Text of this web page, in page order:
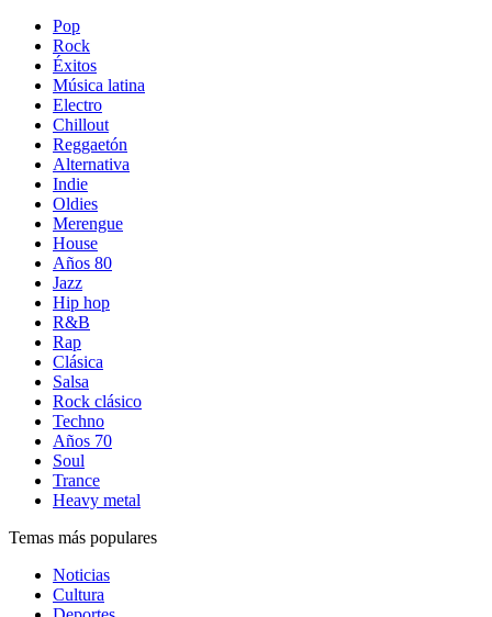
Pop
Rock
Éxitos
Música latina
Electro
Chillout
Reggaetón
Alternativa
Indie
Oldies
Merengue
House
Años 80
Jazz
Hip hop
R&B
Rap
Clásica
Salsa
Rock clásico
Techno
Años 70
Soul
Trance
Heavy metal
Temas más populares
Noticias
Cultura